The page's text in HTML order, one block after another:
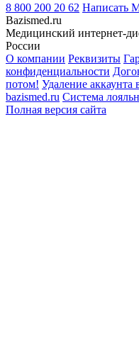
8 800 200 20 62 Написать
Bazismed.ru
Медицинский интернет-
России
О компании Реквизиты
конфиденциальности
потом! Удаление
bazismed.ru Система
Полная версия сайта